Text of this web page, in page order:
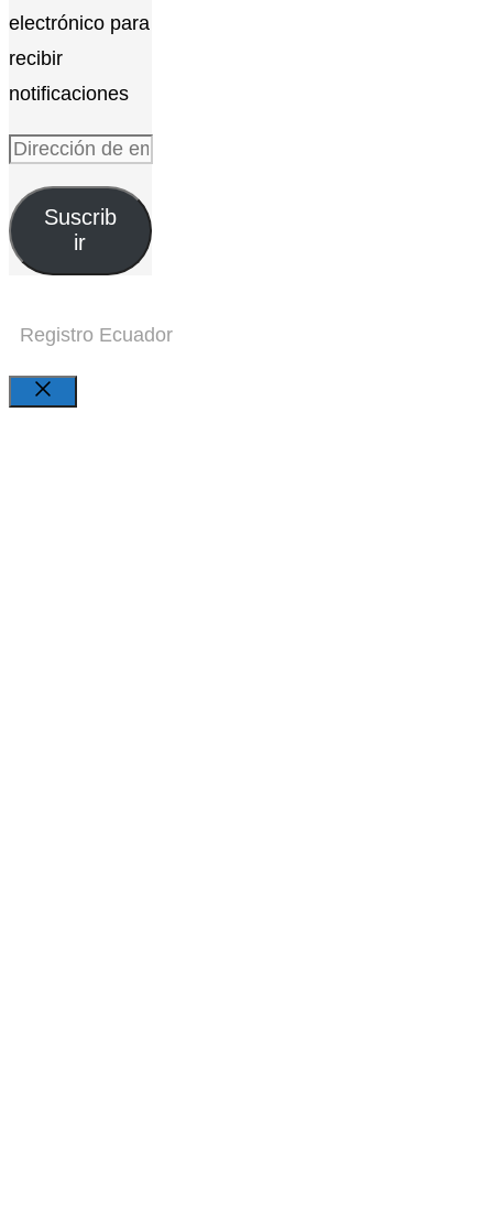
electrónico para
recibir
notificaciones
Dirección
emailSuscrib
ir
Registro Ecuador
Close